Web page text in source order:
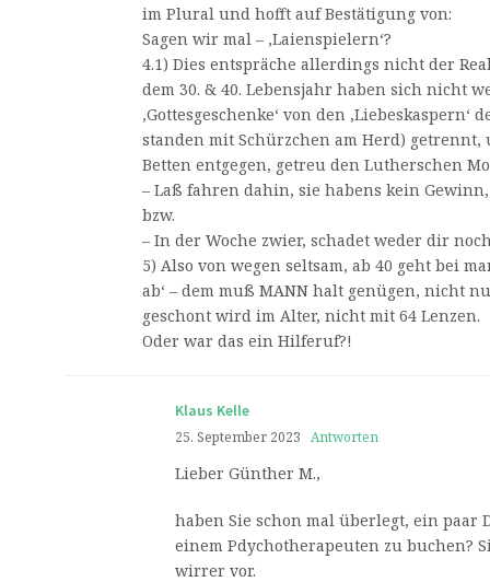
im Plural und hofft auf Bestätigung von:
Sagen wir mal – ‚Laienspielern‘?
4.1) Dies entspräche allerdings nicht der
dem 30. & 40. Lebensjahr haben sich nicht
‚Gottesgeschenke‘ von den ‚Liebeskaspern‘
standen mit Schürzchen am Herd)
Betten entgegen, getreu den Lutherschen
– Laß fahren dahin, sie habens kein Gewinn,
bzw.
– In der Woche zwier, schadet weder dir
5) Also von wegen seltsam, ab 40 geht bei
ab‘ – dem muß MANN halt genügen, nicht
geschont wird im Alter, nicht mit 64 Lenzen.
Oder war das ein Hilferuf?!
Klaus Kelle
25. September 2023 Antworten
Lieber Günther M.,
haben Sie schon mal überlegt, ein paar
einem Pdychotherapeuten zu buchen?
wirrer vor.